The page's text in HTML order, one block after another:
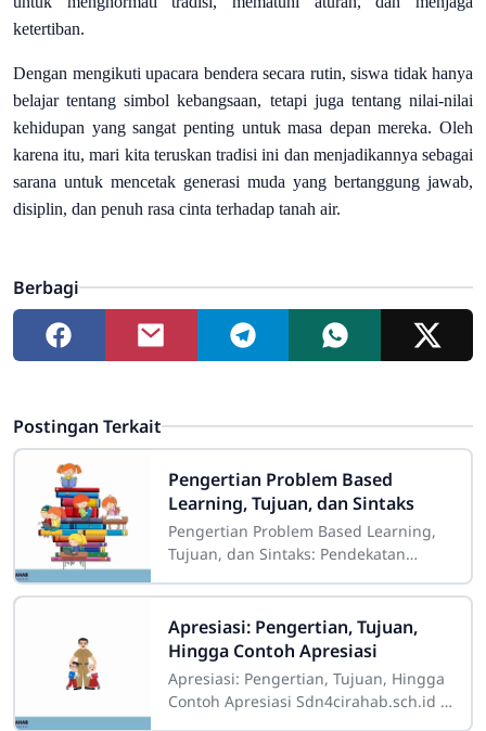
ketertiban.
Dengan mengikuti upacara bendera secara rutin, siswa tidak hanya
belajar tentang simbol kebangsaan, tetapi juga tentang nilai-nilai
kehidupan yang sangat penting untuk masa depan mereka. Oleh
karena itu, mari kita teruskan tradisi ini dan menjadikannya sebagai
sarana untuk mencetak generasi muda yang bertanggung jawab,
disiplin, dan penuh rasa cinta terhadap tanah air.
Berbagi
Postingan Terkait
Pengertian Problem Based
Learning, Tujuan, dan Sintaks
Pengertian Problem Based Learning,
Tujuan, dan Sintaks: Pendekatan
Meningkatkan Keterampilan Siswa
Sdn4cirahab.sch.id -
Apresiasi: Pengertian, Tujuan,
Hingga Contoh Apresiasi
Apresiasi: Pengertian, Tujuan, Hingga
Contoh Apresiasi Sdn4cirahab.sch.id -